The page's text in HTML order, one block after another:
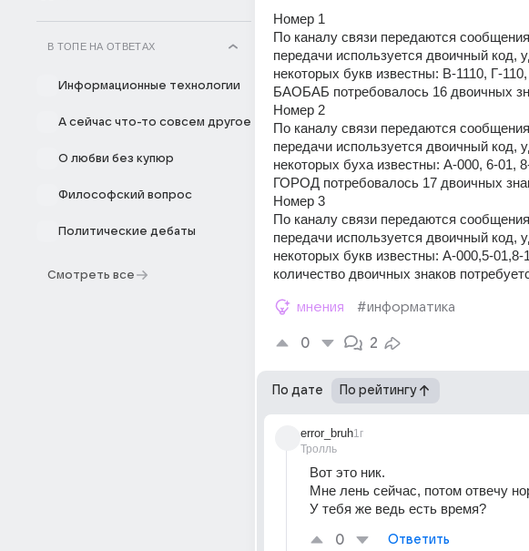
В ТОПЕ НА ОТВЕТАХ
Информационные технологии
А сейчас что-то совсем другое
О любви без купюр
Философский вопрос
Политические дебаты
Смотреть все
Номер 1
По каналу связи передаются
передачи используется двоичный
некоторых букв известны: В-1110, Г-
БАОБАБ потребовалось 16 двоичных
Номер 2
По каналу связи передаются
передачи используется двоичный
некоторых буха известны: А-000, 6-01,
ГОРОД потребовалось 17 двоичных
Номер 3
По каналу связи передаются
передачи используется двоичный
некоторых букв известны: А-000,5-
количество двоичных знаков
мнения #информатика
0 2
По дате По рейтингу
error_bruh
Тролль
1г
Вот это ник.
Мне лень сейчас, потом отвечу
У тебя же ведь есть время?
0 Ответить